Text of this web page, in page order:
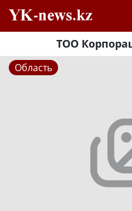
ТОО
Область